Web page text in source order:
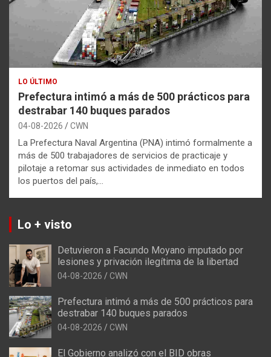
LO ÚLTIMO
Prefectura intimó a más de 500 prácticos para
destrabar 140 buques parados
04-08-2026 CWN
La Prefectura Naval Argentina (PNA) intimó formalmente a
más de 500 trabajadores de servicios de practicaje y
pilotaje a retomar sus actividades de inmediato en todos
los puertos del país,…
Lo + visto
Detuvieron a Facundo Moyano imputado por
lesiones y privación ilegítima de la libertad
04-08-2026 CWN
Prefectura intimó a más de 500 prácticos para
destrabar 140 buques parados
04-08-2026 CWN
El Gobierno analizó con el BID obras